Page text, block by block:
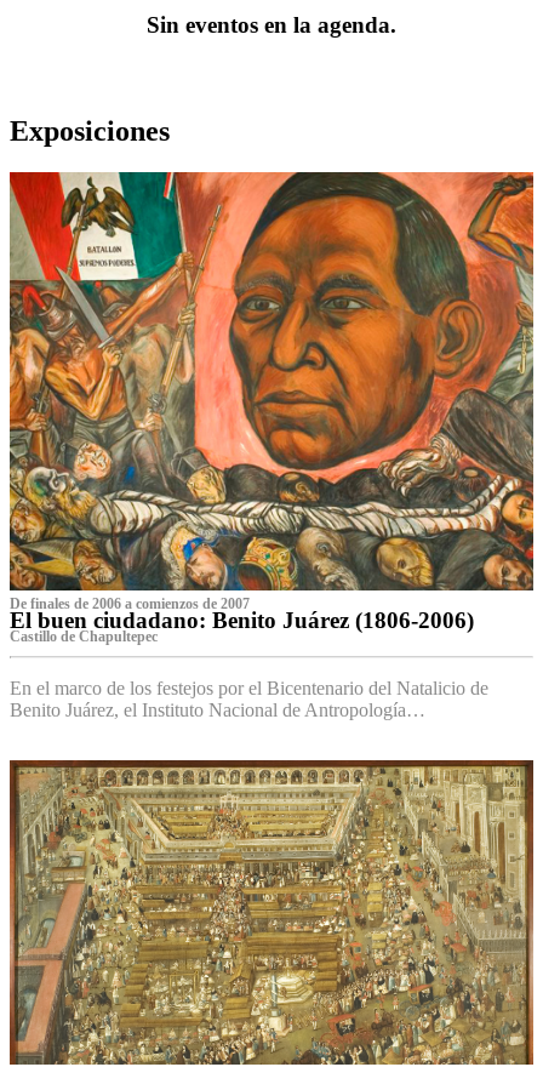
Sin eventos en la agenda.
Exposiciones
De finales de 2006 a comienzos de 2007
El buen ciudadano: Benito Juárez (1806-2006)
Castillo de Chapultepec
En el marco de los festejos por el Bicentenario del Natalicio de
Benito Juárez, el Instituto Nacional de Antropología…